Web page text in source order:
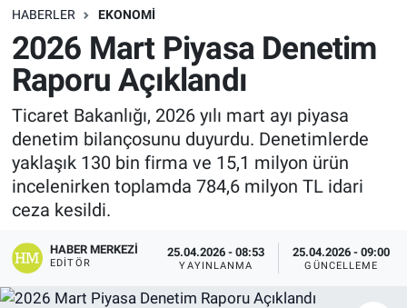
HABERLER EKONOMI
2026 Mart Piyasa Denetim
Raporu Açıklandı
Ticaret Bakanlığı, 2026 yılı mart ayı piyasa
denetim bilançosunu duyurdu. Denetimlerde
yaklaşık 130 bin firma ve 15,1 milyon ürün
incelenirken toplamda 784,6 milyon TL idari
ceza kesildi.
HABER MERKEZI
EDITÖR
25.04.2026 - 08:53
YAYINLANMA
25.04.2026 - 09:00
GÜNCELLEME